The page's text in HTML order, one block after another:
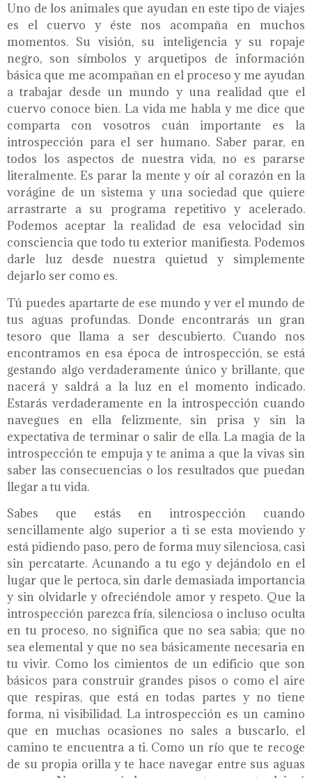
Uno de los animales que ayudan en este tipo de viajes
es el cuervo y éste nos acompaña en muchos
momentos. Su visión, su inteligencia y su ropaje
negro, son símbolos y arquetipos de información
básica que me acompañan en el proceso y me ayudan
a trabajar desde un mundo y una realidad que el
cuervo conoce bien. La vida me habla y me dice que
comparta con vosotros cuán importante es la
introspección para el ser humano. Saber parar, en
todos los aspectos de nuestra vida, no es pararse
literalmente. Es parar la mente y oír al corazón en la
vorágine de un sistema y una sociedad que quiere
arrastrarte a su programa repetitivo y acelerado.
Podemos aceptar la realidad de esa velocidad sin
consciencia que todo tu exterior manifiesta. Podemos
darle luz desde nuestra quietud y simplemente
dejarlo ser como es.
Tú puedes apartarte de ese mundo y ver el mundo de
tus aguas profundas. Donde encontrarás un gran
tesoro que llama a ser descubierto. Cuando nos
encontramos en esa época de introspección, se está
gestando algo verdaderamente único y brillante, que
nacerá y saldrá a la luz en el momento indicado.
Estarás verdaderamente en la introspección cuando
navegues en ella felizmente, sin prisa y sin la
expectativa de terminar o salir de ella. La magia de la
introspección te empuja y te anima a que la vivas sin
saber las consecuencias o los resultados que puedan
llegar a tu vida.
Sabes que estás en introspección cuando
sencillamente algo superior a ti se esta moviendo y
está pidiendo paso, pero de forma muy silenciosa, casi
sin percatarte. Acunando a tu ego y dejándolo en el
lugar que le pertoca, sin darle demasiada importancia
y sin olvidarle y ofreciéndole amor y respeto. Que la
introspección parezca fría, silenciosa o incluso oculta
en tu proceso, no significa que no sea sabia; que no
sea elemental y que no sea básicamente necesaria en
tu vivir. Como los cimientos de un edificio que son
básicos para construir grandes pisos o como el aire
que respiras, que está en todas partes y no tiene
forma, ni visibilidad. La introspección es un camino
que en muchas ocasiones no sales a buscarlo, el
camino te encuentra a ti. Como un río que te recoge
de su propia orilla y te hace navegar entre sus aguas